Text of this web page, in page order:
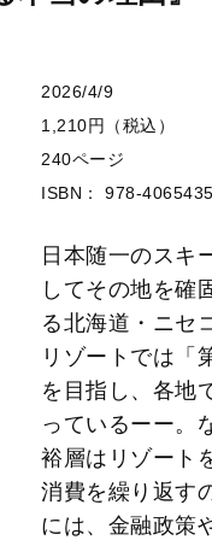
2026/4/9
1,210円（税込）
240ページ
ISBN： 978-
日本随一のスキ
してその地を確
る北海道・ニセ
リゾートでは「
を目指し、各地
っているーー。
裕層はリゾート
消費を繰り返す
には、金融政策